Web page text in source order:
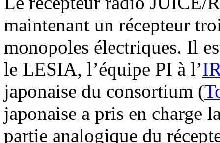
maintenant un récepteur
monopoles électriques. Il
le LESIA, l’équipe PI à l’
japonaise du consortium (
japonaise a pris en charge
partie analogique du